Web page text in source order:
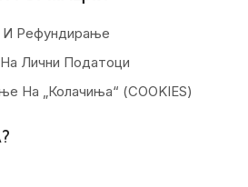
И Рефундирање
Лични Податоци
На „колачиња“ (COOKIES)